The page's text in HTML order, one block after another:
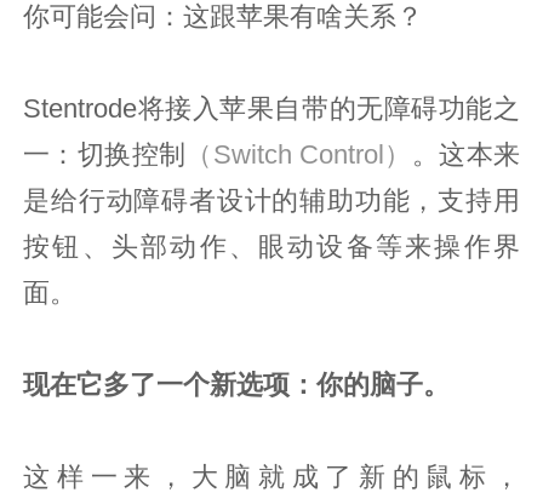
你可能会问：这跟苹果有啥关系？
Stentrode将接入苹果自带的无障碍功能之
一：切换控制
（Switch Control） 。这本来
是给行动障碍者设计的辅助功能，支持用
按钮、头部动作、眼动设备等来操作界
面。
现在它多了一个新选项：你的脑子。
这样一来，大脑就成了新的鼠标，